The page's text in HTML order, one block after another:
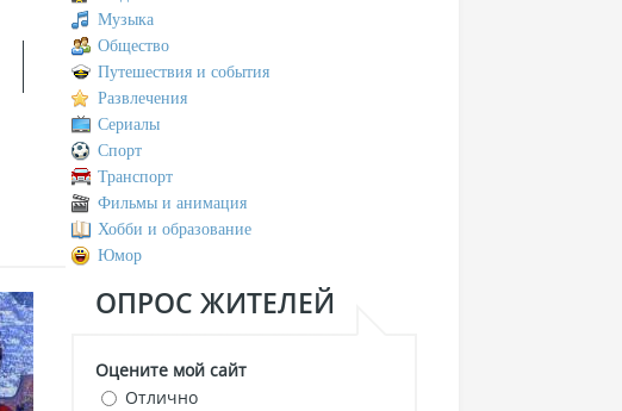
Музыка
Общество
Путешествия и события
Развлечения
Сериалы
Спорт
Транспорт
Фильмы и анимация
Хобби и образование
Юмор
ОПРОС ЖИТЕЛЕЙ
Оцените мой сайт
Отлично